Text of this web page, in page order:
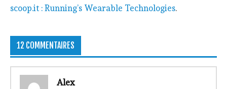
scoop.it : Running’s Wearable Technologies.
12 COMMENTAIRES
Alex